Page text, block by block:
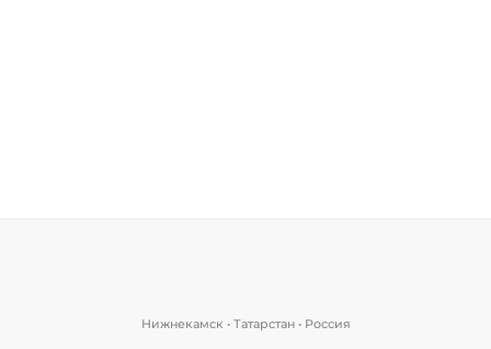
Нижнекамск • Татарстан • Россия